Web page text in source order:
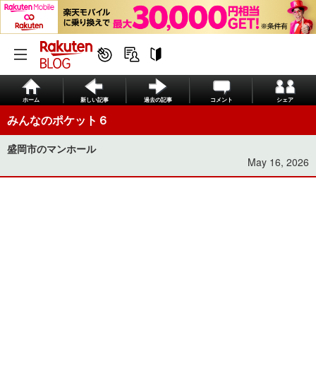
ホーム 新しい記事 過去の記事 コメント シェア
みんなのポケット６
盛岡市のマンホール
May 16, 2026